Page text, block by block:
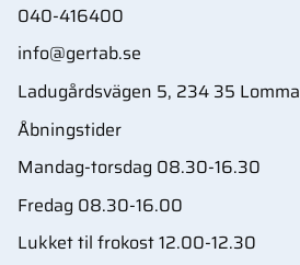
040-416400
info@gertab.se
Ladugårdsvägen 5, 234 35 Lomma
Åbningstider
Mandag-torsdag 08.30-16.30
Fredag 08.30-16.00
Lukket til frokost 12.00-12.30